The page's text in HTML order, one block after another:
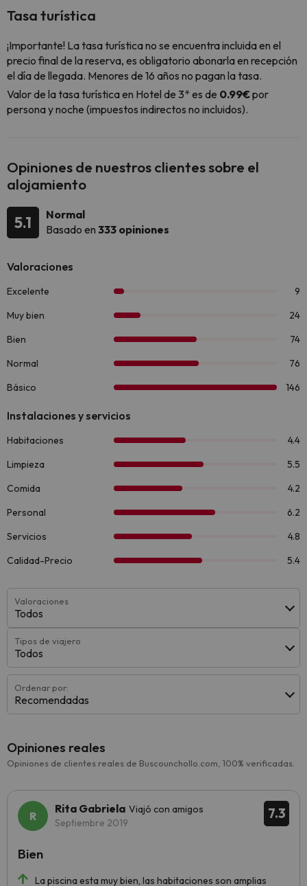
Tasa turística
¡Importante! La tasa turística no se encuentra incluida en el
precio final de la reserva, es obligatorio abonarla en recepción
el día de llegada. Menores de 16 años no pagan la tasa.
Valor de la tasa turística en Hotel de 3* es de 0.99€por
persona y noche (impuestos indirectos no incluidos).
Opiniones de nuestros clientes sobre el
alojamiento
5.1
Normal
Basado en 333 opiniones
Valoraciones
Todos
Tipos de viajero
Todos
Ordenar por:
Recomendadas
Opiniones reales
Opiniones de clientes reales de Buscounchollo.com, 100% verificadas.
7.3
Rita Gabriela Viajó con amigos
Septiembre 2019
La piscina esta muy bien, las habitaciones son amplias
Bien